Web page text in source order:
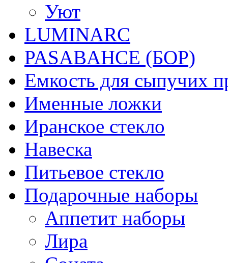
Уют
LUMINARC
PASABAHCE (БОР)
Емкость для сыпучих
Именные ложки
Иранское стекло
Навеска
Питьевое стекло
Подарочные наборы
Аппетит наборы
Лира